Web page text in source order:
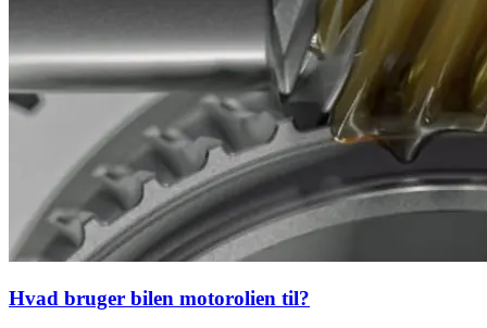
Hvad bruger bilen motorolien til?